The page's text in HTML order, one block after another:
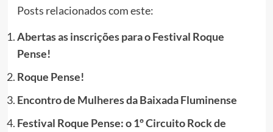
Posts relacionados com este:
Abertas as inscrições para o Festival Roque
Pense!
Roque Pense!
Encontro de Mulheres da Baixada Fluminense
Festival Roque Pense: o 1º Circuito Rock de